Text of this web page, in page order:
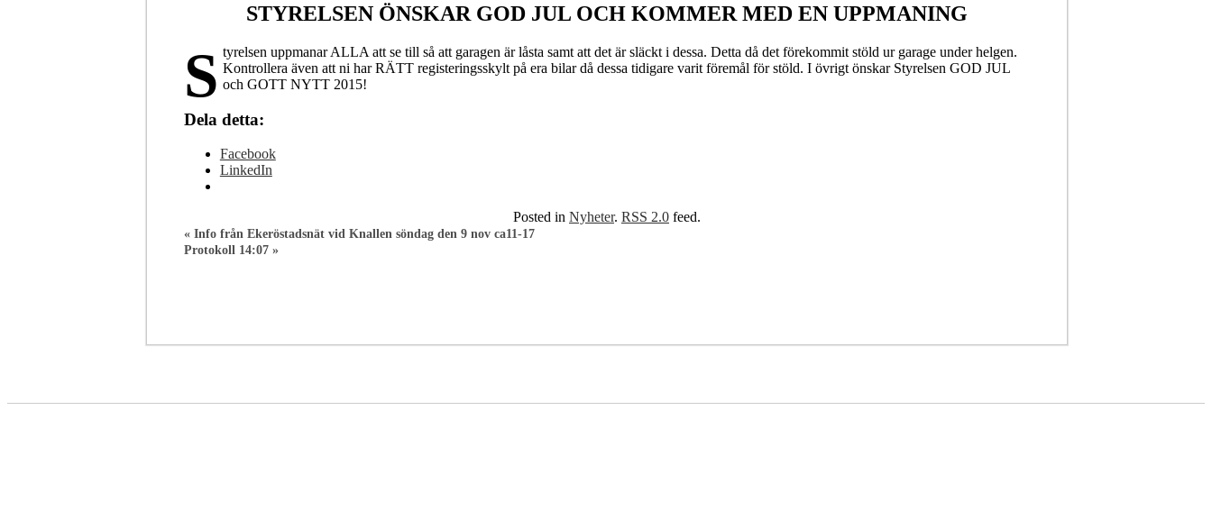
STYRELSEN ÖNSKAR GOD JUL OCH KOMMER MED EN UPPMANING
S tyrelsen uppmanar ALLA att se till så att garagen är låsta samt att det är släckt i dessa. Detta då det förekommit stöld ur garage under helgen.
Kontrollera även att ni har RÄTT registeringsskylt på era bilar då dessa tidigare varit föremål för stöld. I övrigt önskar Styrelsen GOD JUL
och GOTT NYTT 2015!
Dela detta:
Facebook
LinkedIn
Posted in Nyheter. RSS 2.0feed.
« Info från Ekeröstadsnät vid Knallen söndag den 9 nov ca11-17
Protokoll 14:07 »